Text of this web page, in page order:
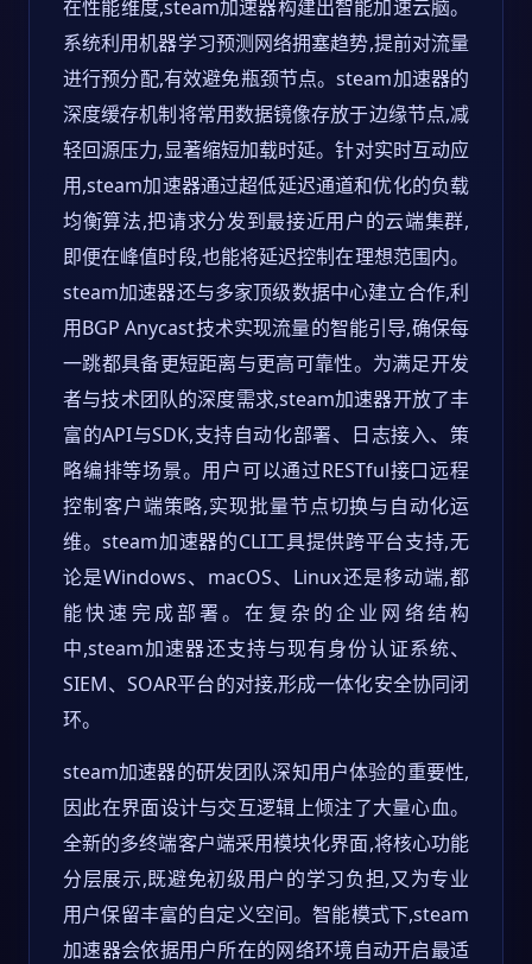
在性能维度,steam加速器构建出智能加速云脑。
系统利用机器学习预测网络拥塞趋势,提前对流量
进行预分配,有效避免瓶颈节点。steam加速器的
深度缓存机制将常用数据镜像存放于边缘节点,减
轻回源压力,显著缩短加载时延。针对实时互动应
用,steam加速器通过超低延迟通道和优化的负载
均衡算法,把请求分发到最接近用户的云端集群,
即便在峰值时段,也能将延迟控制在理想范围内。
steam加速器还与多家顶级数据中心建立合作,利
用BGP Anycast技术实现流量的智能引导,确保每
一跳都具备更短距离与更高可靠性。为满足开发
者与技术团队的深度需求,steam加速器开放了丰
富的API与SDK,支持自动化部署、日志接入、策
略编排等场景。用户可以通过RESTful接口远程
控制客户端策略,实现批量节点切换与自动化运
维。steam加速器的CLI工具提供跨平台支持,无
论是Windows、macOS、Linux还是移动端,都
能快速完成部署。在复杂的企业网络结构
中,steam加速器还支持与现有身份认证系统、
SIEM、SOAR平台的对接,形成一体化安全协同闭
环。
steam加速器的研发团队深知用户体验的重要性,
因此在界面设计与交互逻辑上倾注了大量心血。
全新的多终端客户端采用模块化界面,将核心功能
分层展示,既避免初级用户的学习负担,又为专业
用户保留丰富的自定义空间。智能模式下,steam
加速器会依据用户所在的网络环境自动开启最适